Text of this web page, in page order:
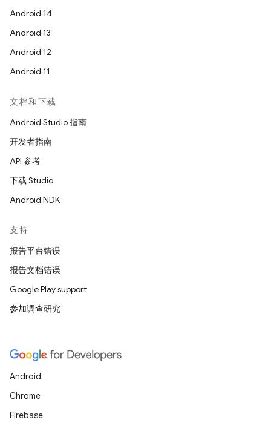
Android 14
Android 13
Android 12
Android 11
文档和下载
Android Studio 指南
开发者指南
API 参考
下载 Studio
Android NDK
支持
报告平台错误
报告文档错误
Google Play support
参加调查研究
Android
Chrome
Firebase